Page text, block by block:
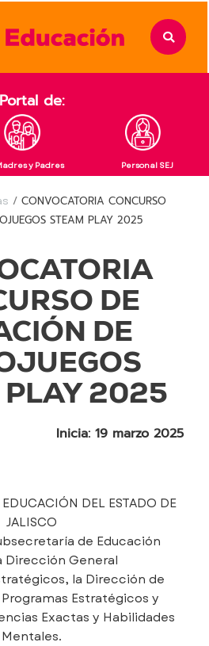
Portal de:
y Padres Personal SEJ
/ CONVOCATORIA CONCURSO
STEAM PLAY 2025
DE
DE
PLAY 2025
Inicia: 19 marzo 2025
EDUCACIÓN DEL ESTADO DE
JALISCO
de Educación
Dirección General
la Dirección de
Estratégicos y
Exactas y Habilidades
Mentales.